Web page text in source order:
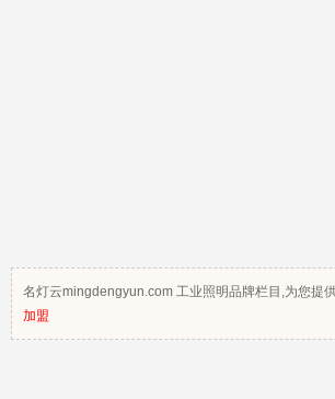
名灯云mingdengyun.com 工业照明品牌栏目,为您提
加盟